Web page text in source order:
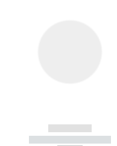
------------
----------- -----------